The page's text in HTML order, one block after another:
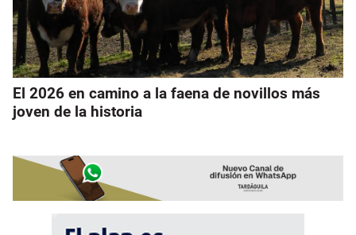
El 2026 en camino a la faena de novillos más
joven de la historia